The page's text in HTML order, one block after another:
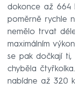
dokonce až 664
poměrně rychle
nemělo trvat
maximálním
se pak dočkají
chyběla
nabídne až 320